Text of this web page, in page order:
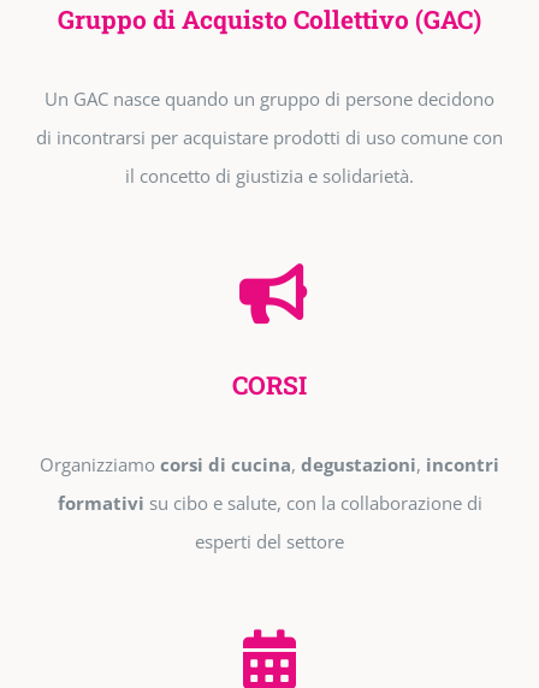
Gruppo di Acquisto Collettivo (GAC)
Un GAC nasce quando un gruppo di persone decidono
di incontrarsi per acquistare prodotti di uso comune con
il concetto di giustizia e solidarietà.
CORSI
Organizziamo corsi di cucina, degustazioni, incontri
formativi su cibo e salute, con la collaborazione di
esperti del settore